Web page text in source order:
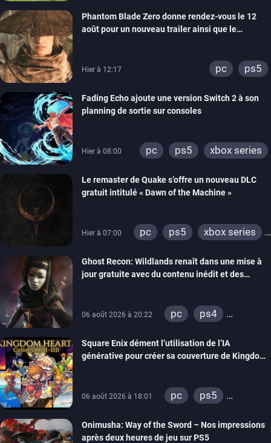
Phantom Blade Zero donne rendez-vous le 12
août pour un nouveau trailer ainsi que le
Hier à 12:17 pc ps5
Fading Echo ajoute une version Switch 2 à son
planning de sortie sur consoles
Hier à 08:00 pc ps5 xbox series
Le remaster de Quake s’offre un nouveau DLC
gratuit intitulé « Dawn of the Machine »
Hier à 07:00 pc ps5
xbox series
xbox one
nintendo 64
Ghost Recon: Wildlands renaît dans une mise à
jour gratuite avec du contenu inédit et des
06 août 2026 à 20:22 pc
ps4
Square Enix dément l’utilisation de l’IA
générative pour créer sa couverture de Kingdom
06 août 2026 à 18:01 pc
ps5
switch 2
Onimusha: Way of the Sword – Nos impressions
après deux heures de jeu sur PS5